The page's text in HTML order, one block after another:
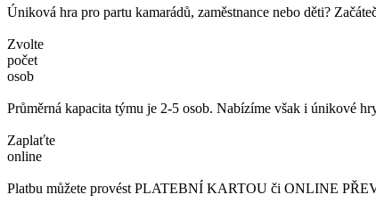
Úniková hra pro partu kamarádů, zaměstnance nebo děti?
Zvolte
počet
osob
Průměrná kapacita týmu je 2-5 osob. Nabízíme však i únikové
Zaplaťte
online
Platbu můžete provést PLATEBNÍ KARTOU či ONLINE